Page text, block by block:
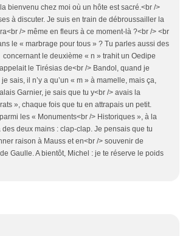
bienvenu chez moi où un hôte est sacré.<br />
à discuter. Je suis en train de débroussailler la
/> même en fleurs à ce moment-là ?<br /> <br
le « marbrage pour tous » ? Tu parles aussi des
le deuxième « n » trahit un Oedipe
le Tirésias de<br /> Bandol, quand je
sais, il n’y a qu’un « m » à mamelle, mais ça,
Garnier, je sais que tu y<br /> avais la
», chaque fois que tu en attrapais un petit.
les « Monuments<br /> Historiques », à la
deux mains : clap-clap. Je pensais que tu
raison à Mauss et en<br /> souvenir de
Gaulle. A bientôt, Michel : je te réserve le poids